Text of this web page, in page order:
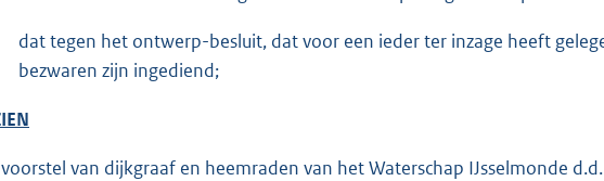
dat tegen het ontwerp-besluit, dat voor een ieder ter inzage heeft
bezwaren zijn ingediend;
van dijkgraaf en heemraden van het Waterschap IJsselmonde